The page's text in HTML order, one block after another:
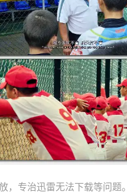
，专治迅雷无法下载等问题。